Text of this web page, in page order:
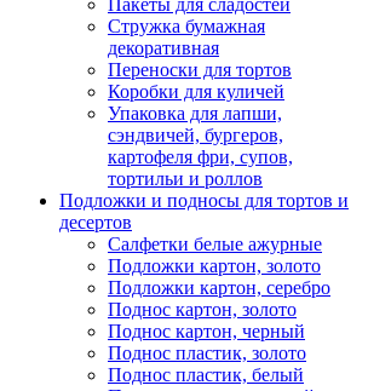
Пакеты для сладостей
Стружка бумажная
декоративная
Переноски для тортов
Коробки для куличей
Упаковка для лапши,
сэндвичей, бургеров,
картофеля фри, супов,
тортильи и роллов
Подложки и подносы для тортов и
десертов
Салфетки белые ажурные
Подложки картон, золото
Подложки картон, серебро
Поднос картон, золото
Поднос картон, черный
Поднос пластик, золото
Поднос пластик, белый